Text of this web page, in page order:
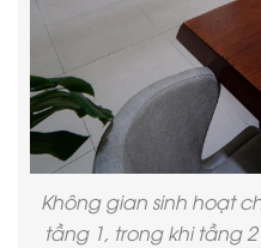
Không gian sinh hoạt
tầng 1, trong khi tầng